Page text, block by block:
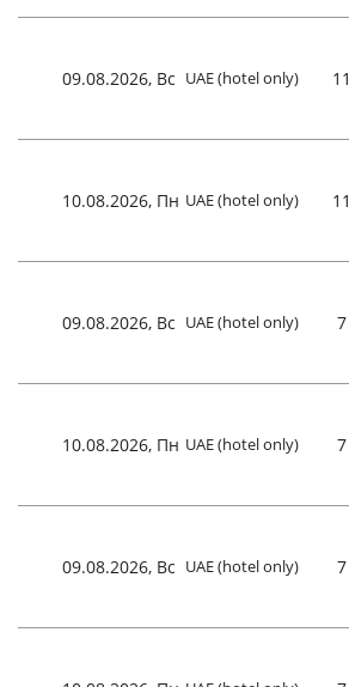
09.08.2026, Вс UAE (hotel only) 11
10.08.2026, Пн UAE (hotel only) 11
09.08.2026, Вс UAE (hotel only) 7
10.08.2026, Пн UAE (hotel only) 7
09.08.2026, Вс UAE (hotel only) 7